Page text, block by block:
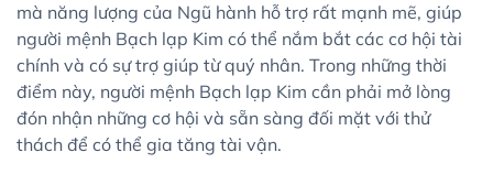
mà năng lượng của Ngũ hành hỗ trợ rất mạnh mẽ, giúp
người mệnh Bạch lạp Kim có thể nắm bắt các cơ hội tài
chính và có sự trợ giúp từ quý nhân. Trong những thời
điểm này, người mệnh Bạch lạp Kim cần phải mở lòng
đón nhận những cơ hội và sẵn sàng đối mặt với thử
thách để có thể gia tăng tài vận.